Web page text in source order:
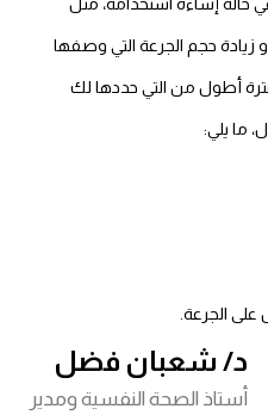
زيادة حجم الجرعة التي وصفها
أطول من التي حددها لك
ما يلي:
على الجرعة.
د/ شعبان فضل
أستاذ الصحة النفسية ومدير